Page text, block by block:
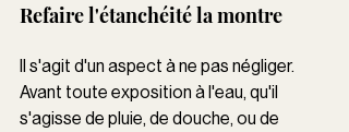
Refaire l'étanchéité la montre
Il s'agit d'un aspect à ne pas négliger.
Avant toute exposition à l'eau, qu'il
s'agisse de pluie, de douche, ou de